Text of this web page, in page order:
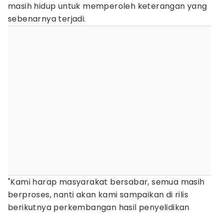
masih hidup untuk memperoleh keterangan yang
sebenarnya terjadi.
"Kami harap masyarakat bersabar, semua masih
berproses, nanti akan kami sampaikan di rilis
berikutnya perkembangan hasil penyelidikan